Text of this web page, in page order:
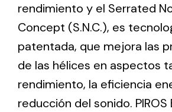
Iluminación Solar
Variedad de soluciones solares
de necesidades.
rendimiento y el Serrated
Concept (S.N.C.), es
patentada, que mejora las
de las hélices en aspectos
rendimiento, la eficiencia
reducción del sonido. PIROS